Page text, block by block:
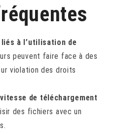
à l’utilisation de
peuvent faire face à des
violation des droits
de téléchargement
des fichiers avec un